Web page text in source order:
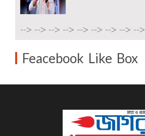
--> --> --> --> --> --> --> --> -->
Feacebook Like Box